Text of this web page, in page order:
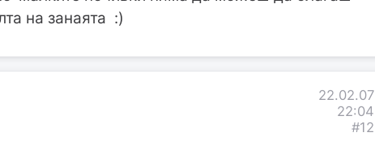
на занаята :)
22.02.07
22:04
#12